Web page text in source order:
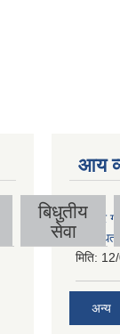
बिधुतीय
सेवा
आय
गुठिचौर
मिति:
अन्य